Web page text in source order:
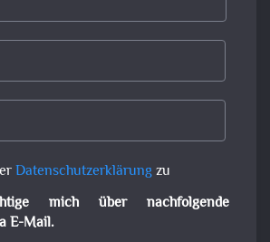
Datenschutzerklärungzu
mich über nachfolgende
E-Mail.